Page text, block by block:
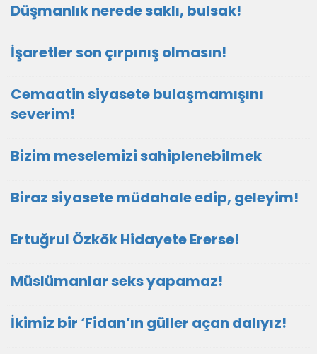
Düşmanlık nerede saklı, bulsak!
İşaretler son çırpınış olmasın!
Cemaatin siyasete bulaşmamışını
severim!
Bizim meselemizi sahiplenebilmek
Biraz siyasete müdahale edip, geleyim!
Ertuğrul Özkök Hidayete Ererse!
Müslümanlar seks yapamaz!
İkimiz bir ‘Fidan’ın güller açan dalıyız!